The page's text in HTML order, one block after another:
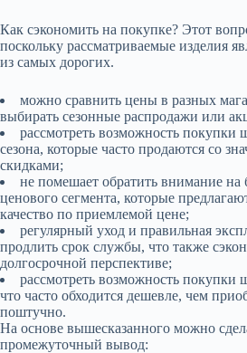
Как сэкономить на покупке? Этот
поскольку рассматриваемые изделия
из самых дорогих.
можно сравнить цены в разных
выбирать сезонные распродажи или
рассмотреть возможность
сезона, которые часто продаются со
скидками;
не помешает обратить внимание на
ценового сегмента, которые
качество по приемлемой цене;
регулярный уход и правильная
продлить срок службы, что также
долгосрочной перспективе;
рассмотреть возможность покупки
что часто обходится дешевле, чем
поштучно.
На основе вышесказанного можно
промежуточный вывод: